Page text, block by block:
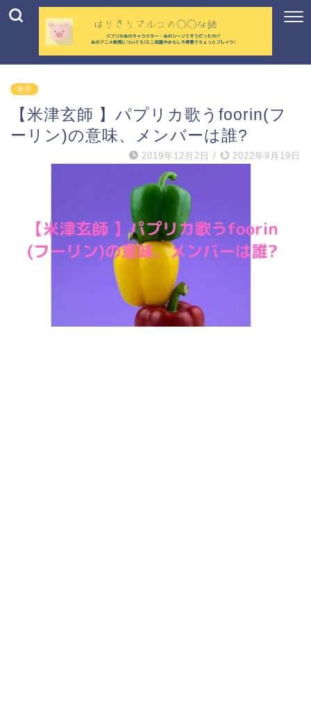
歌手
【米津玄師 】パプリカ歌うfoorin(フ
ーリン)の意味、メンバーは誰?
2019年12月2日 / 2022年9月19日